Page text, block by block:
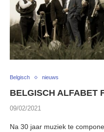
Belgisch nieuws
BELGISCH ALFABET
09/02/2021
Na 30 jaar muziek te